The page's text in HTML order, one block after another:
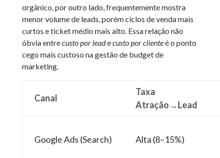
orgânico, por outro lado, frequentemente mostra
menor volume de leads, porém ciclos de venda mais
curtos e ticket médio mais alto. Essa relação não
óbvia entrecusto por leadecusto por clienteé o ponto
cego mais custoso na gestão de budget de
marketing.
Canal
Taxa
Atração→Lead
Google Ads (Search) Alta (8–15%)